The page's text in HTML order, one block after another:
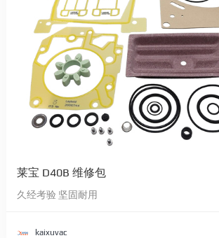
莱宝 D40B 维修包
久经考验 坚固耐用
kaixuvac